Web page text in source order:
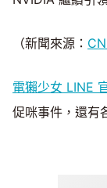
（新聞來源：
電獺少女 LINE
促咪事件，還有